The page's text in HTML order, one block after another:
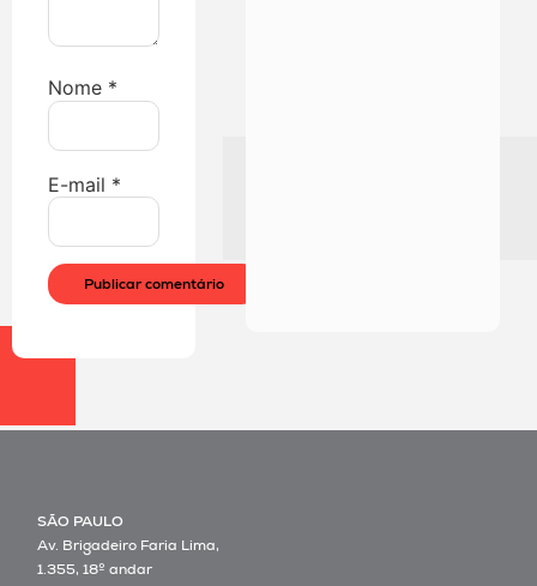
Nome *
E-mail *
SÃO PAULO
Av. Brigadeiro Faria Lima,
1.355, 18º andar